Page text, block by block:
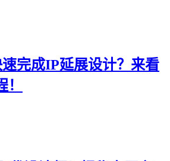
完成IP延展设计？来看